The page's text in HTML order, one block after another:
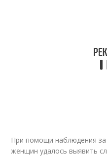
При помощи наблюдения
женщин удалось выявить